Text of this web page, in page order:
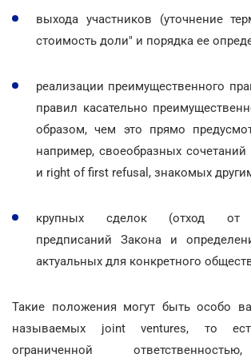
выхода участников (уточнение
стоимость доли" и порядка ее
реализации преимущественного
правил касательно
образом, чем это прямо
например, своеобразных
и right of first refusal, знакомых
крупных сделок (отход от
предписаний Закона и
актуальных для конкретного
Такие положения могут быть особо
называемых joint ventures, то
ограниченной